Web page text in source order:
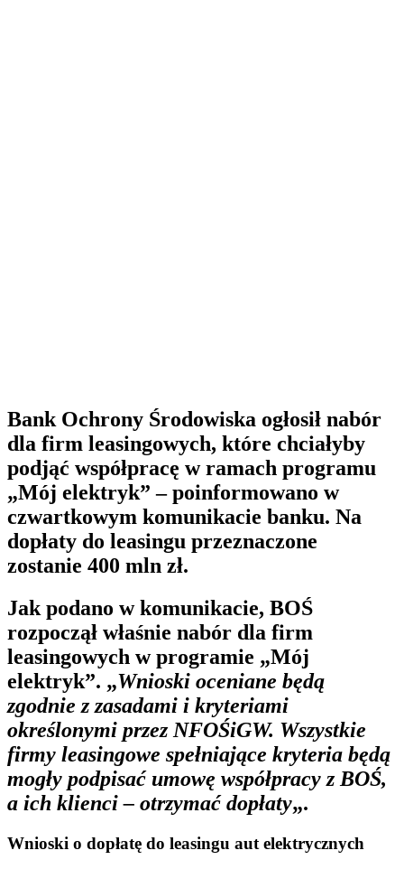
Bank Ochrony Środowiska ogłosił nabór
dla firm leasingowych, które chciałyby
podjąć współpracę w ramach programu
„Mój elektryk” – poinformowano w
czwartkowym komunikacie banku. Na
dopłaty do leasingu przeznaczone
zostanie 400 mln zł.
Jak podano w komunikacie, BOŚ
rozpoczął właśnie nabór dla firm
leasingowych w programie „Mój
elektryk”. „Wnioski oceniane będą
zgodnie z zasadami i kryteriami
określonymi przez NFOŚiGW. Wszystkie
firmy leasingowe spełniające kryteria będą
mogły podpisać umowę współpracy z BOŚ,
a ich klienci – otrzymać dopłaty„.
Wnioski o dopłatę do leasingu aut elektrycznych